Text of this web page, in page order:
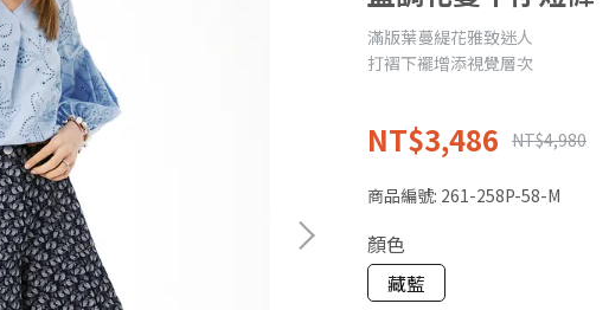
滿版葉蔓緹花雅致迷人
打褶下襬增添視覺層次
NT$3,486 NT$4,980
商品編號: 261-258P-58-M
顏色
藏藍